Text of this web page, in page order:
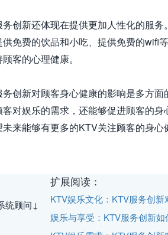
创新还体现在提供更加人性化的服
免费的饮品和小吃、提供免费的wifi
客的心理健康。
创新对顾客身心健康的影响是多方
对娱乐的需求，还能够促进顾客的
来能够有更多的KTV关注顾客的身心
统顾问↓
扩展阅读：
KTV娱乐文化：KTV服务创
娱乐与享受：KTV服务创新